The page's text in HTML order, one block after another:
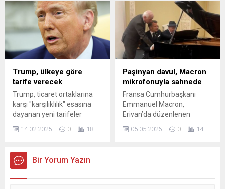
Asya'ya, Afrika'dan Güney
Amerika'ya kadar uzanan
destinasyonlarda tatil ve iş
seyahatlerini daha rahat
planlamak mümkün olacak.
Gürcistan, Ukrayna, Bosna-
Hersek, Tayland ve Brezilya
gibi ülkeler, Türk
seyahat edilebilecek en
popüler rotalar arasında...
adayların hem teorik hem
pratik aşamalarda oldukça
zorlu şartları aşması
gerekiyor.
Trump, ülkeye göre
tarife verecek
Trump, ticaret ortaklarına
karşı "karşılıklılık" esasına
dayanan yeni tarifeler
getireceğini duyurdu.
Trump, ülkelere özel yeni
belirtti ve bunun "adalet
gereği yapıldığını" söyledi.
14.02.2025 0 18
Paşinyan davul, Macron
mikrofonuyla sahnede
Fransa Cumhurbaşkanı
Emmanuel Macron,
Erivan’da düzenlenen
Avrupa Siyasi Topluluğu’nun
8’inci Zirvesi’ne katılarak
05.05.2026 0 14
Bir Yorum Yazın